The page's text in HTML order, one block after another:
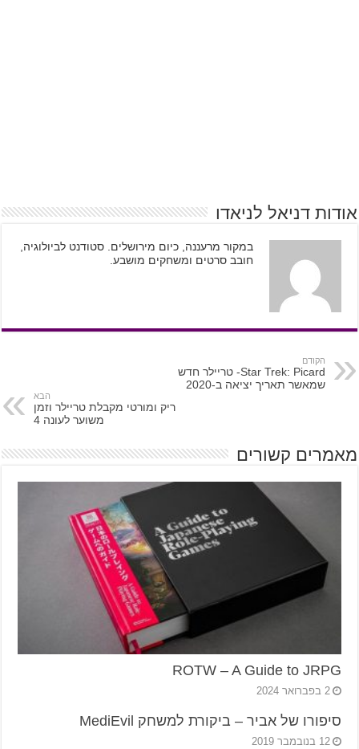
אודות דניאל לניאדו
במקור מרעננה, כיום מירושלים. סטודנט לביולוגיה,
חובב סרטים ומשחקים מושבע.
הקודם
Star Trek: Picard- טריילר חדש
שמאשר תאריך יציאה ב-2020
הבא
ריק ומורטי מקבלת טריילר וזמן
משוער לעונה 4
מאמרים קשורים
ROTW – A Guide to JRPG
2 בפברואר 2024
סיפורו של אביר – ביקורת למשחק MediEvil
12 בנובמבר 2019